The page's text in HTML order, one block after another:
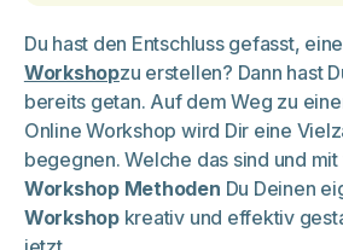
Du hast den Entschluss gefasst,
Workshopzu erstellen? Dann hast
bereits getan. Auf dem Weg zu
Online Workshop wird Dir eine
begegnen. Welche das sind und
Workshop Methoden Du Deinen
Workshopkreativ und effektiv